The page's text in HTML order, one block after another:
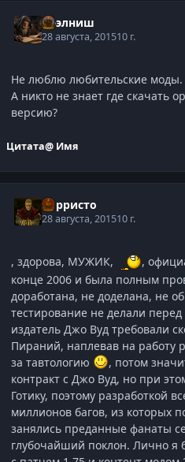
Нээлниш
28 августа, 201510 г.
Не люблю любительские моды.
А никто не знает где скачать
версию?
Цитата@ Имя
Корристо
28 августа, 201510 г.
, здорова, МУЖИК,
,
конце 2006 и была полным
доработана, не доделана, не
тестирование не делали
издатель Джо Вуд требовали
Пираний, наплевав на работу
за тавтологию
, потом
контракт с Джо Вуд, но при
Готику, поэтому разработкой
миллионов багов, из которых
занялись преданные фанаты
глубочайший поклон. Лично я